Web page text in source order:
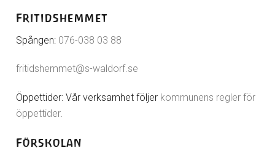
Fritidshemmet
Spången: 076-038 03 88
fritidshemmet@s-waldorf.se
Öppettider: Vår verksamhet följer kommunens regler för
öppettider.
Förskolan